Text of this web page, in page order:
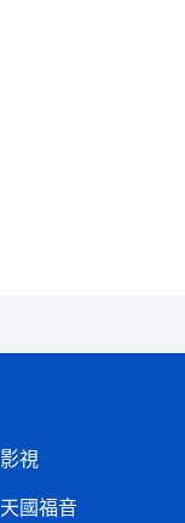
命會逐步有長
條實行原則是否
影視
天國福音